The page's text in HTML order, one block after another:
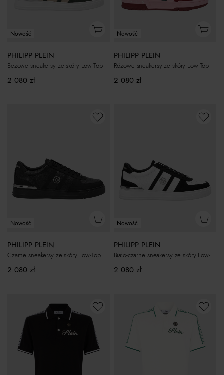
Nowość
PHILIPP PLEIN
Beżowe sneakersy ze skóry Low-Top
2 080 zł
Nowość
PHILIPP PLEIN
Różowe sneakersy ze skóry Low-Top
2 080 zł
Nowość
PHILIPP PLEIN
Czarne sneakersy ze skóry Low-Top
2 080 zł
Nowość
PHILIPP PLEIN
Biało-czarne sneakersy ze skóry Low-Top
2 080 zł